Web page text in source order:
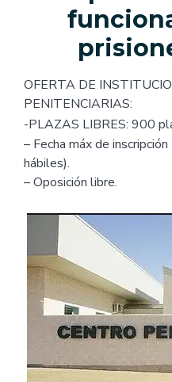
OFERTA DE
PENITENCIARIAS:
-PLAZAS LIBRES: 900
– Fecha máx de
hábiles).
– Oposición libre.